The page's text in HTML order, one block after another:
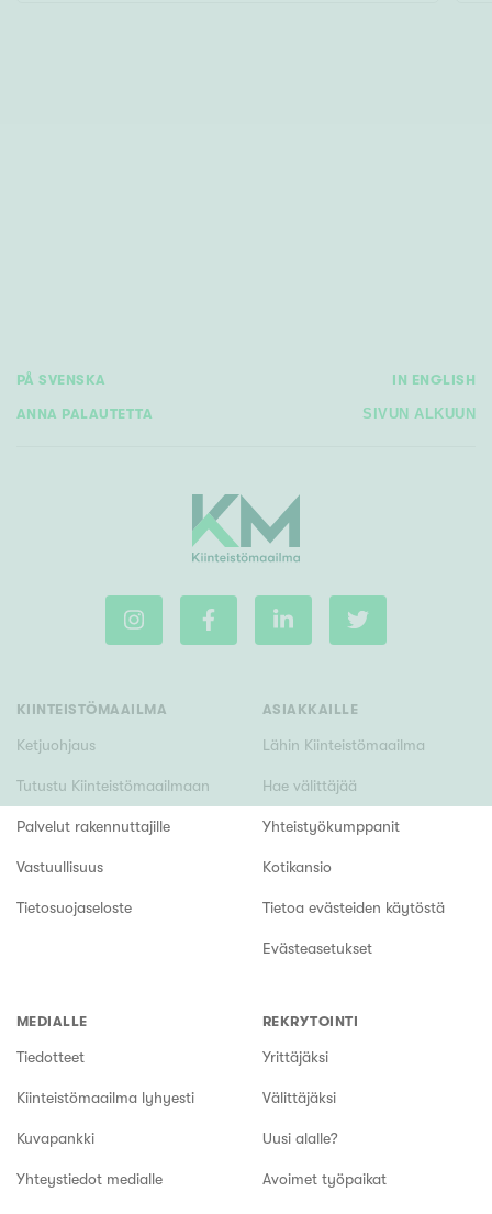
PÅ SVENSKA IN ENGLISH
ANNA PALAUTETTA SIVUN ALKUUN
KIINTEISTÖMAAILMA
Ketjuohjaus
Tutustu Kiinteistömaailmaan
Palvelut rakennuttajille
Vastuullisuus
Tietosuojaseloste
ASIAKKAILLE
Lähin Kiinteistömaailma
Hae välittäjää
Yhteistyökumppanit
Kotikansio
Tietoa evästeiden käytöstä
Evästeasetukset
MEDIALLE
Tiedotteet
Kiinteistömaailma lyhyesti
Kuvapankki
Yhteystiedot medialle
REKRYTOINTI
Yrittäjäksi
Välittäjäksi
Uusi alalle?
Avoimet työpaikat